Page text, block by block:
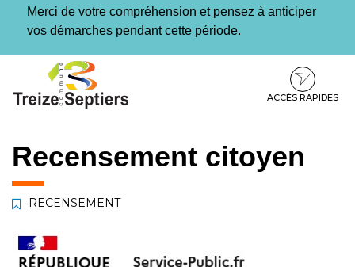
Merci de votre compréhension et pensez à anticiper
vos démarches pendant cette période.
contenu
pied
ACCÈS RAPIDES
Recensement citoyen
RECENSEMENT